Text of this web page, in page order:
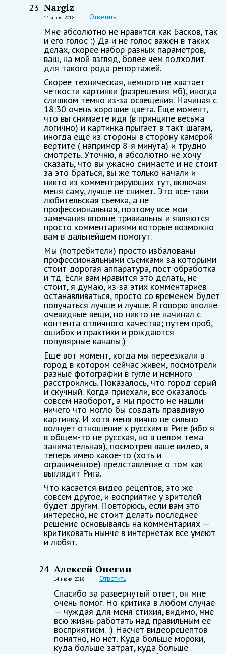
23 Nargiz
14 июня 2018 Ответить
Мне абсолютно не нравится как Басков, так
и его голос :) Да и не голос важен в таких
делах, скорее набор разных параметров,
ваш, на мой взгляд, более чем подходит
для такого рода репортажей.
Скорее техническая, немного не хватает
четкости картинки (разрешения мб), иногда
слишком темно из-за освещения. Начиная с
18:30 очень хорошие цвета. Еще момент,
что вы снимаете идя (в принципе весьма
логично) и картинка прыгает в такт шагам,
иногда еще из стороны в сторону камерой
вертите ( например 8-я минута) и трудно
смотреть. Уточню, я абсолютно не хочу
сказать, что вы ужасно снимаете и не стоит
за это браться, вы же только начали и
никто из комментрирующих тут, включая
меня саму, лучше не снимет. Это все-таки
любительская съемка, а не
профессиональная, поэтому все мои
замечания вполне тривиальны и являются
просто комментариями которые возможно
вам в дальнейшем помогут.
Мы (потребители) просто избалованы
профессиональными съемками за которыми
стоит дорогая аппаратура, пост обработка
и тд. Если вам нравится это делать, не
стоит, я думаю, из-за этих комментариев
останавливаться, просто со временем будет
получаться лучше и лучше. Я говорю вполне
очевидные вещи, но никто не начинал с
контента отличного качества; путем проб,
ошибок и практики и рождаются
популярные каналы:)
Еще вот момент, когда мы переезжали в
город в котором сейчас живем, посмотрели
разные фотографии в гугле и немного
расстроились. Показалось, что город серый
и скучный. Когда приехали, все оказалось
совсем наоборот, а мы просто не нашли
ничего что могло бы создать правдивую
картинку. И хотя меня лично не сильно
волнует отношение к русским в Риге (ибо я
в общем-то не русская, но в целом тема
занимательная), посмотрев ваше видео, я
теперь имею какое-то (хоть и
ограниченное) представление о том как
выглядит Рига.
Что касается видео рецептов, это же
совсем другое, и восприятие у зрителей
будет другим. Повторюсь, если вам это
интересно, не стоит делать последнее
решение основываясь на комментариях —
критиковать нынче в интернетах все умеют
и любят.
24 Алексей Онегин
14 июня 2018 Ответить
Спасибо за развернутый ответ, он мне
очень помог. Но критика в любом случае
— чуждая для меня стихия, видимо, мне
всю жизнь работать над правильным ее
восприятием. :) Насчет видеорецептов
понятно, но нет. Куда больше мороки,
куда больше затрат, куда больше